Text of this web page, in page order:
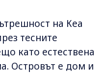
на Кеа
тесните
като естествена
Островът е дом и